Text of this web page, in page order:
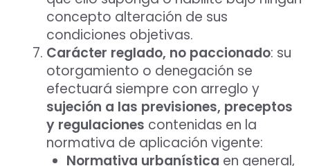
concepto alteración de sus
condiciones objetivas.
Carácter reglado, no paccionado: su
otorgamiento o denegación se
efectuará siempre con arreglo y
sujeción a las previsiones, preceptos
y regulaciones contenidas en la
normativa de aplicación vigente:
Normativa urbanística en general,